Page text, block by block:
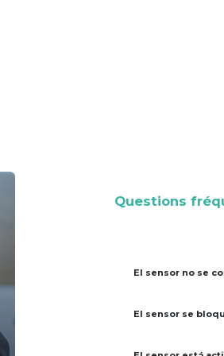
Questions
El sensor no se
El sensor se